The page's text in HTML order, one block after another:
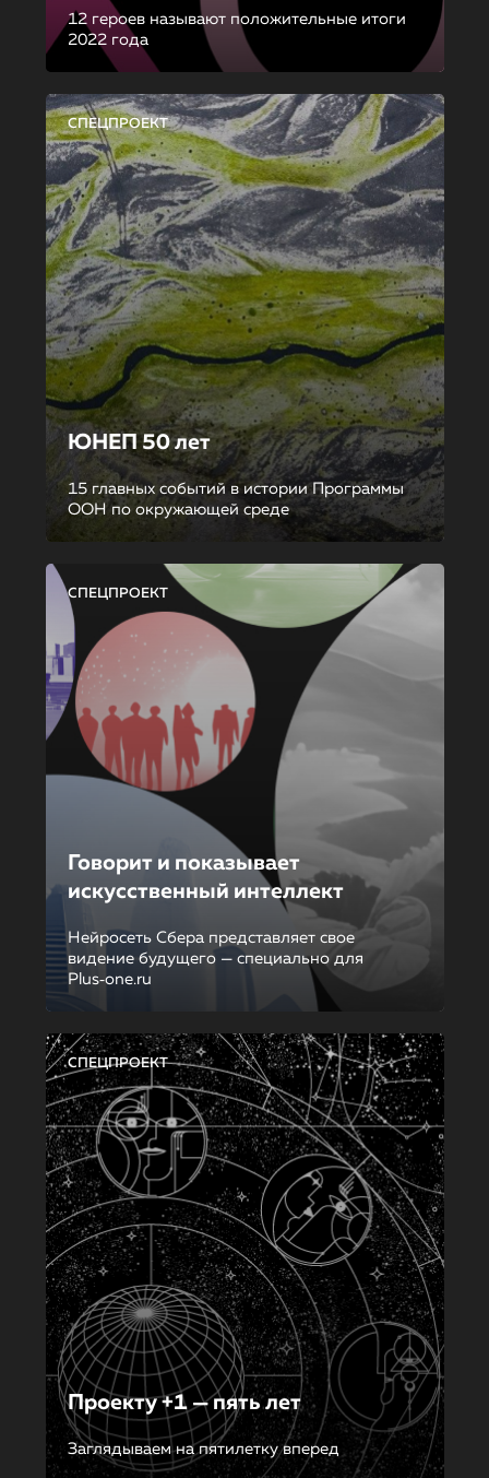
12 героев называют положительные итоги
2022 года
СПЕЦПРОЕКТ
ЮНЕП 50 лет
15 главных событий в истории Программы
ООН по окружающей среде
СПЕЦПРОЕКТ
Говорит и показывает
искусственный интеллект
Нейросеть Сбера представляет свое
видение будущего — специально для
Plus‑one.ru
СПЕЦПРОЕКТ
Проекту +1 — пять лет
Заглядываем на пятилетку вперед